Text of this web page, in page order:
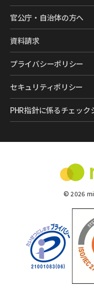
官公庁・自治体の方へ
資料請求
プライバシーポリシー
セキュリティポリシー
PHR指針に係るチェック
©2026